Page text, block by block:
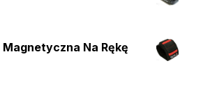
Na Rękę